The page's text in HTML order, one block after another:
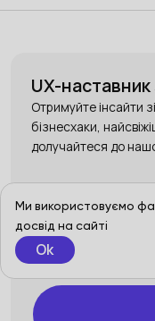
Ми використовуємо
досвід на сайті
Ok
UX-наставник
Отримуйте інсайти
бізнесхаки,
долучайтеся до